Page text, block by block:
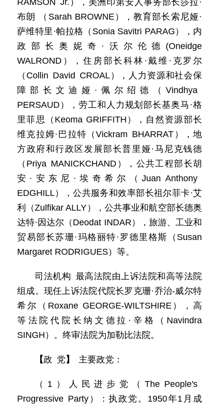
RAMSON Jr.），美洲印第安人事务部长莎拉·
布朗 （Sarah BROWNE），教育部长索尼娅·
萨维特里·帕拉格（Sonia Savitri PARAG），内
政部长奥妮奇·沃尔伦德(Oneidge
WALROND），住房部长科林·戴维·克罗尔
（Collin David CROAL），人力资源和社会保
障部长文迪娅·佩尔绍德（Vindhya
PERSAUD），劳工和人力规划部长基奥马·格
里菲思（Keoma GRIFFITH），自然资源部长
维克拉姆·巴拉特（Vickram BHARRAT），地
方政府和行政区发展部长普里娅·马尼克钱德
（Priya MANICKCHAND），公共工程部长胡
安·安东尼·埃奇希尔（Juan Anthony
EDGHILL），公共服务和效率部长祖尔菲卡·艾
利（Zulfikar ALLY），公共事业和航空部长德奥
达特·因达尔（Deodat INDAR），旅游、工业和
贸易部长苏珊·玛格丽特·罗德里格斯（Susan
Margaret RODRIGUES）等。
司法机构 最高法院由上诉法院和高等法院
组成。现任上诉法院代院长罗克珊·乔治-威尔特
希尔（Roxane GEORGE-WILTSHIRE），高
等法院代院长纳文德拉·辛格（Navindra
SINGH）。终审法院为加勒比法院。
【政 党 】 主要政党：
（1）人民进步党（The People's
Progressive Party）：执政党。1950年1月成